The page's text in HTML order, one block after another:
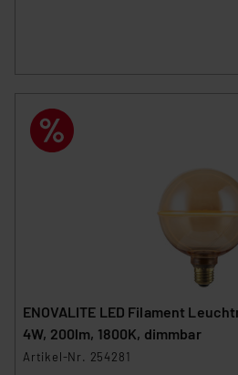
ENOVALITE LED Filament
4W, 200lm, 1800K, dimmbar
Artikel-Nr. 254281